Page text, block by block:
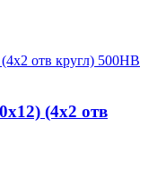
(4х2 отв